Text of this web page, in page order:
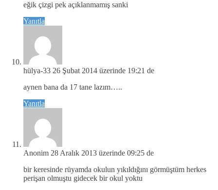
eğik çizgi pek açıklanmamış sanki
Yanıtla
hülya-33 26 Şubat 2014 üzerinde 19:21 de
aynen bana da 17 tane lazım…..
Yanıtla
Anonim 28 Aralık 2013 üzerinde 09:25 de
bir keresinde rüyamda okulun yıkıldığını görmüştüm herkes
perişan olmuştu gidecek bir okul yoktu